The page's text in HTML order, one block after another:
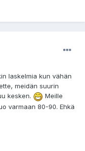
laskelmia kun vähän
meidän suurin
kesken.
Meille
varmaan 80-90. Ehkä